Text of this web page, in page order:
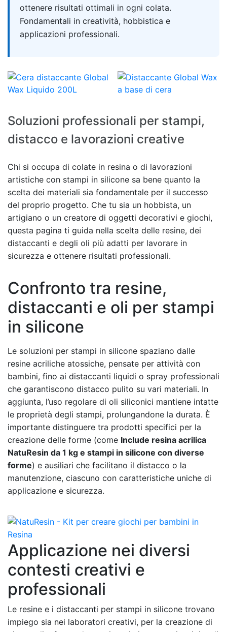
ottenere risultati ottimali in ogni colata.
Fondamentali in creatività, hobbistica e
applicazioni professionali.
Soluzioni professionali per stampi,
distacco e lavorazioni creative
Chi si occupa di colate in resina o di lavorazioni
artistiche con stampi in silicone sa bene quanto la
scelta dei materiali sia fondamentale per il successo
del proprio progetto. Che tu sia un hobbista, un
artigiano o un creatore di oggetti decorativi e giochi,
questa pagina ti guida nella scelta delle resine, dei
distaccanti e degli oli più adatti per lavorare in
sicurezza e ottenere risultati professionali.
Confronto tra resine,
distaccanti e oli per stampi
in silicone
Le soluzioni per stampi in silicone spaziano dalle
resine acriliche atossiche, pensate per attività con
bambini, fino ai distaccanti liquidi o spray professionali
che garantiscono distacco pulito su vari materiali. In
aggiunta, l’uso regolare di oli siliconici mantiene intatte
le proprietà degli stampi, prolungandone la durata. È
importante distinguere tra prodotti specifici per la
creazione delle forme (come Include resina acrilica
NatuResin da 1 kg e stampi in silicone con diverse
forme) e ausiliari che facilitano il distacco o la
manutenzione, ciascuno con caratteristiche uniche di
applicazione e sicurezza.
Applicazione nei diversi
contesti creativi e
professionali
Le resine e i distaccanti per stampi in silicone trovano
impiego sia nei laboratori creativi, per la creazione di